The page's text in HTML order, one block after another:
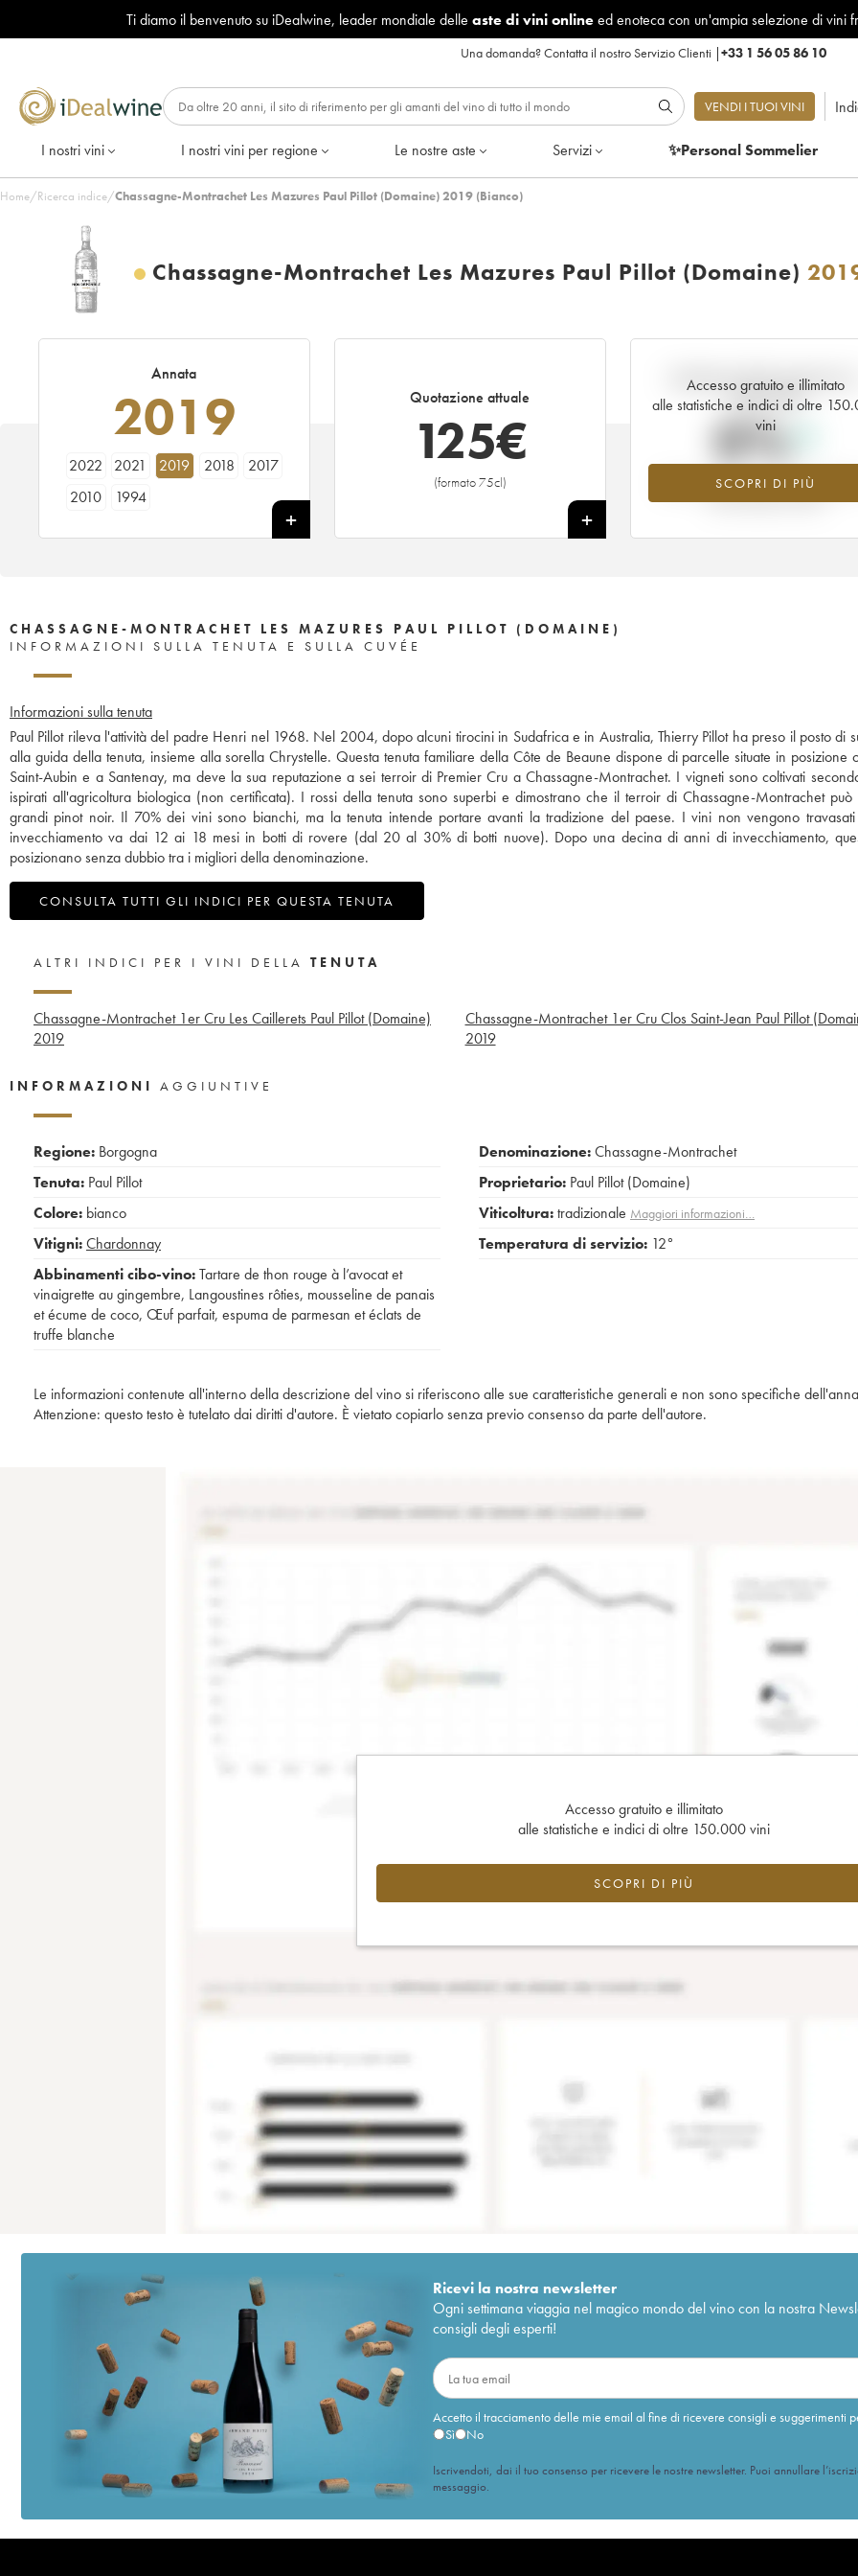
Ti diamo il benvenuto su iDealwine, leader mondiale delle aste di vini onlineed enoteca con un'ampia selezione di vini
Una domanda?Contatta il nostro Servizio Clienti |+33 1 56 05 86 10
VENDI I TUOI VINI
I nostri vini I nostri vini per regione Le nostre aste Servizi ✨Personal Sommelier
Home/Ricerca indice/Chassagne-Montrachet Les Mazures Paul Pillot (Domaine) 2019 (Bianco)
Chassagne-Montrachet Les Mazures Paul Pillot (Domaine)
Annata
2019
2022 2021 2019 2018
2017
2010
1994
Quotazione attuale
125€
(formato 75cl)
+
Accesso gratuito e illimitato
alle statistiche e indici di oltre
vini
SCOPRI DI PIÙ
Andamento della quotazione
tempo reale
0%
Valore in aumento per l'annata 2019
2026 rispetto al 2025
CHASSAGNE-MONTRACHET LES MAZURES PAUL PILLOT (DOMAINE)
INFORMAZIONI SULLA TENUTA E SULLA CUVÉE
Informazioni sulla tenuta
Paul Pillot rileva l'attività del padre Henri nel 1968. Nel 2004, dopo alcuni tirocini in Sudafrica e in Australia, Thierry Pillot ha preso il posto di
alla guida della tenuta, insieme alla sorella Chrystelle. Questa tenuta familiare della Côte de Beaune dispone di parcelle situate in posizione
Saint-Aubin e a Santenay, ma deve la sua reputazione a sei terroir di Premier Cru a Chassagne-Montrachet. I vigneti sono coltivati
ispirati all'agricoltura biologica (non certificata). I rossi della tenuta sono superbi e dimostrano che il terroir di Chassagne-Montrachet può
grandi pinot noir. Il 70% dei vini sono bianchi, ma la tenuta intende portare avanti la tradizione del paese. I vini non vengono
invecchiamento va dai 12 ai 18 mesi in botti di rovere (dal 20 al 30% di botti nuove). Dopo una decina di anni di invecchiamento,
posizionano senza dubbio tra i migliori della denominazione.
CONSULTA TUTTI GLI INDICI PER QUESTA TENUTA
ALTRI INDICI PER I VINI DELLA TENUTA
Chassagne-Montrachet 1er Cru Les Caillerets Paul Pillot (Domaine)
2019
Chassagne-Montrachet 1er Cru Clos Saint-Jean Paul Pillot
2019
INFORMAZIONI AGGIUNTIVE
Regione: Borgogna
Tenuta: Paul Pillot
Colore: bianco
Vitigni:Chardonnay
Abbinamenti cibo-vino:Tartare de thon rouge à l’avocat et
vinaigrette au gingembre, Langoustines rôties, mousseline de panais
et écume de coco, Œuf parfait, espuma de parmesan et éclats de
truffe blanche
Denominazione:Chassagne-Montrachet
Proprietario: Paul Pillot (Domaine)
Viticoltura:tradizionale Maggiori informazioni…
Temperatura di servizio: 12°
Le informazioni contenute all'interno della descrizione del vino si riferiscono alle sue caratteristiche generali e non sono specifiche
Attenzione: questo testo è tutelato dai diritti d'autore. È vietato copiarlo senza previo consenso da parte dell'autore.
Accesso gratuito e illimitato
alle statistiche e indici di oltre 150.000 vini
SCOPRI DI PIÙ
Ricevi la nostra newsletter
Ogni settimana viaggia nel magico mondo del vino con la nostra
consigli degli esperti!
Accetto il tracciamento delle mie email al fine di ricevere consigli e suggerimenti
Sì
No
Iscrivendoti, dai il tuo consenso per ricevere le nostre newsletter. Puoi annullare
messaggio.